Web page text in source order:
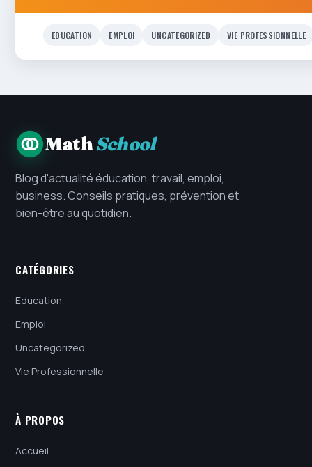
EDUCATION EMPLOI UNCATEGORIZED VIE PROFESSIONNELLE
MathSchool
Blog d'actualité éducation, travail, emploi,
business. Conseils pratiques, prévention et
bien-être au quotidien.
CATÉGORIES
Education
Emploi
Uncategorized
Vie Professionnelle
À PROPOS
Accueil